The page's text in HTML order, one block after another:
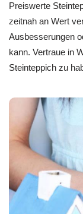
Preiswerte
zeitnah an Wert
Ausbesserungen
kann. Vertraue in
Steinteppich zu